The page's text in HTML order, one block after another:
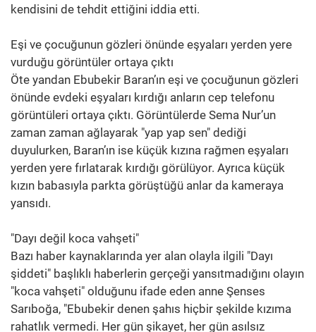
kendisini de tehdit ettiğini iddia etti.
Eşi ve çocuğunun gözleri önünde eşyaları yerden yere
vurduğu görüntüler ortaya çıktı
Öte yandan Ebubekir Baran’ın eşi ve çocuğunun gözleri
önünde evdeki eşyaları kırdığı anların cep telefonu
görüntüleri ortaya çıktı. Görüntülerde Sema Nur’un
zaman zaman ağlayarak "yap yap sen" dediği
duyulurken, Baran’ın ise küçük kızına rağmen eşyaları
yerden yere fırlatarak kırdığı görülüyor. Ayrıca küçük
kızın babasıyla parkta görüştüğü anlar da kameraya
yansıdı.
"Dayı değil koca vahşeti"
Bazı haber kaynaklarında yer alan olayla ilgili "Dayı
şiddeti" başlıklı haberlerin gerçeği yansıtmadığını olayın
"koca vahşeti" olduğunu ifade eden anne Şenses
Sarıboğa, "Ebubekir denen şahıs hiçbir şekilde kızıma
rahatlık vermedi. Her gün şikayet, her gün asılsız